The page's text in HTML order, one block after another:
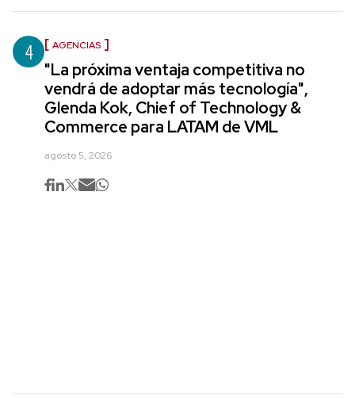
4 AGENCIAS
"La próxima ventaja competitiva no
vendrá de adoptar más tecnología",
Glenda Kok, Chief of Technology &
Commerce para LATAM de VML
agosto 5, 2026